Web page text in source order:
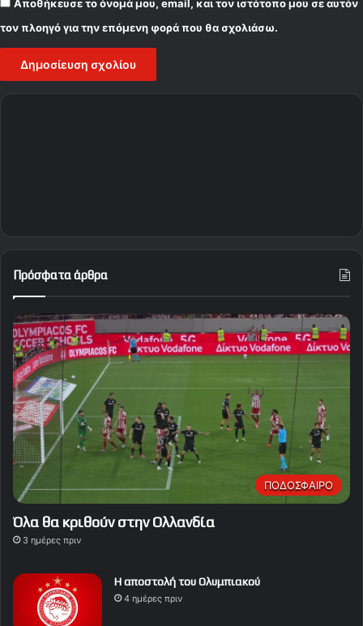
Αποθήκευσε το όνομά μου, email, και τον ιστότοπο μου σε αυτόν
τον πλοηγό για την επόμενη φορά που θα σχολιάσω.
Πρόσφατα άρθρα
ΠΟΔΟΣΦΑΙΡΟ
Όλα θα κριθούν στην Ολλανδία
3 ημέρες πριν
Η αποστολή του Ολυμπιακού
4 ημέρες πριν